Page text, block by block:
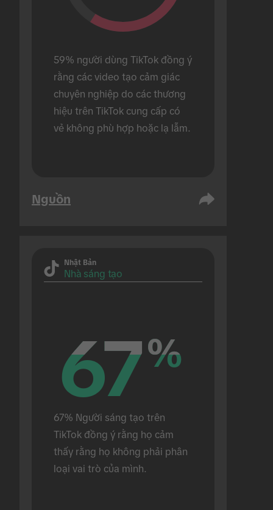
59% người dùng TikTok đồng ý
rằng các video tạo cảm giác
chuyên nghiệp do các thương
hiệu trên TikTok cung cấp có
vẻ không phù hợp hoặc lạ lẫm.
Nguồn
Nhật Bản
Nhà sáng tạo
67%
67%
67% Người sáng tạo trên
TikTok đồng ý rằng họ cảm
thấy rằng họ không phải phân
loại vai trò của mình.